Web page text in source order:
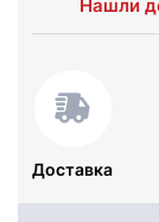
Нашли
Доставка